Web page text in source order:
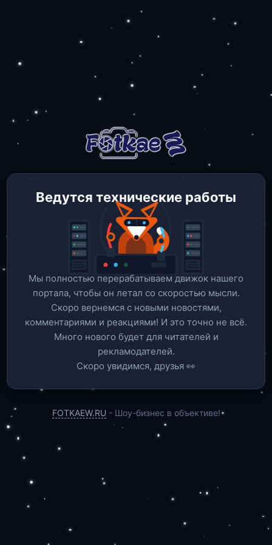
Ведутся технические работы
Мы полностью перерабатываем движок нашего
портала, чтобы он летал со скоростью мысли.
Скоро вернемся c новыми новостями,
комментариями и реакциями! И это точно не всё.
Много нового будет для читателей и
рекламодателей.
Скоро увидимся, друзья 👀
FOTKAEW.RU - Шоу-бизнес в объективе!